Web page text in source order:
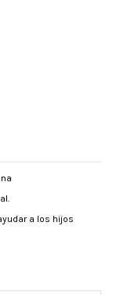
a los hijos